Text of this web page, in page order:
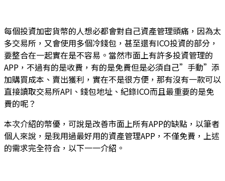
每個投資加密貨幣的人想必都會對自己資產管理頭痛，因為太
多交易所，又會使用多個冷錢包，甚至還有ICO投資的部分，
要整合在一起實在是不容易。當然市面上有許多投資管理的
APP，不過有的是收費，有的是免費但是必須自己”手動”添
加購買成本、賣出獲利，實在不是很方便，那有沒有一款可以
直接讀取交易所API、錢包地址、紀錄ICO而且最重要的是免
費的呢？
本次介紹的幣優，可說是改善市面上所有APP的缺點，以筆者
個人來說，是我用過最好用的資產管理APP，不僅免費，上述
的需求完全符合，以下一一介紹。